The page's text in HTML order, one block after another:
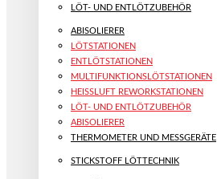
LÖT- UND ENTLÖTZUBEHÖR
ABISOLIERER
LÖTSTATIONEN
ENTLÖTSTATIONEN
MULTIFUNKTIONS­LÖTSTATIONEN
HEISSLUFT REWORKSTATIONEN
LÖT- UND ENTLÖTZUBEHÖR
ABISOLIERER
THERMOMETER UND MESSGERÄTE
STICKSTOFF LÖTTECHNIK